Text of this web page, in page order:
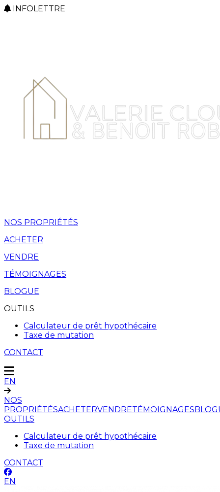
INFOLETTRE
NOS PROPRIÉTÉS
ACHETER
VENDRE
TÉMOIGNAGES
BLOGUE
OUTILS
Calculateur de prêt hypothécaire
Taxe de mutation
CONTACT
EN
NOS
PROPRIÉTÉSACHETERVENDRETÉMOIGNAGES
OUTILS
Calculateur de prêt hypothécaire
Taxe de mutation
CONTACT
EN